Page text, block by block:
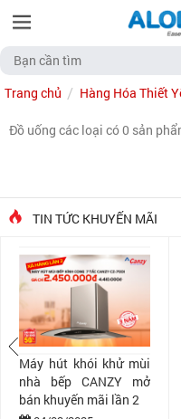
Trang chủ Hàng Hóa Thiết
Đồ uống các loại có 0 sản
TIN TỨC KHUYẾN MÃI
Máy hút khói khử mùi
nhà bếp CANZY mở
bán khuyến mãi lần 2